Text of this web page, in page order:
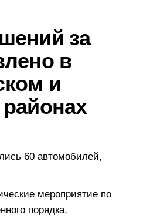
за
в
и
60 автомобилей,
мероприятие по
порядка,